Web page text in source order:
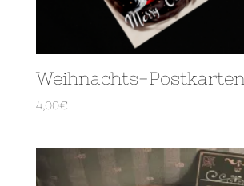
Weihnachts-
4,00€